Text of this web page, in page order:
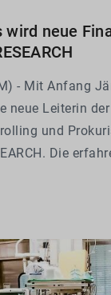
wird neue
- Mit Anfang
neue Leiterin
und
Die
in der